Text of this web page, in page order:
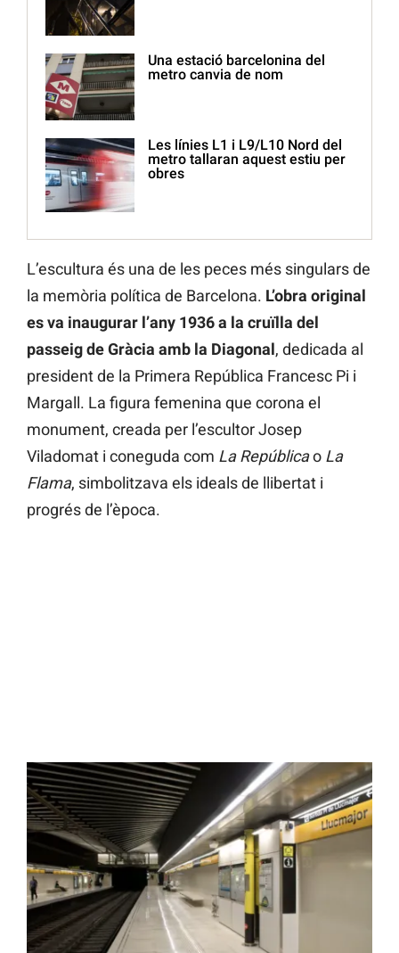
Una estació barcelonina del
metro canvia de nom
Les línies L1 i L9/L10 Nord del
metro tallaran aquest estiu per
obres
L’escultura és una de les peces més singulars de
la memòria política de Barcelona. L’obra original
es va inaugurar l’any 1936 a la cruïlla del
passeig de Gràcia amb la Diagonal, dedicada al
president de la Primera República Francesc Pi i
Margall. La figura femenina que corona el
monument, creada per l’escultor Josep
Viladomat i coneguda com La Repúblicao La
Flama, simbolitzava els ideals de llibertat i
progrés de l’època.